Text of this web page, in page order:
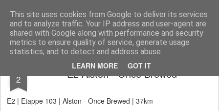
This site uses cookies from Google to deliver its services
and to analyze traffic. Your IP address and user-agent are
shared with Google along with performance and security
metrics to ensure quality of service, generate usage
statistics, and to detect and address abuse.
LEARN MORE GOT IT
Aan de wind een wandelblog
Kaart Dagtochten LAW's Buitenland E2 E9 GR12
2 E2 Alston - Once Brewed
E2 | Etappe 103 | Alston - Once Brewed | 37km